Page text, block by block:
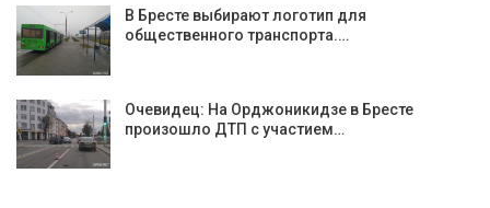
В Бресте выбирают логотип для
общественного транспорта.…
Очевидец: На Орджоникидзе в Бресте
произошло ДТП с участием…